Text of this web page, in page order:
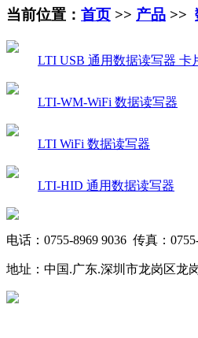
当前位置： 首页 >> 产品 >>
LTI USB 通用数据读写器 卡
LTI-WM-WiFi 数据读写器
LTI WiFi 数据读写器
LTI-HID 通用数据读写器
电话：0755-8969 9036 传真：
地址：中国.广东.深圳市龙岗区龙